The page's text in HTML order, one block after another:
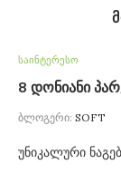
საინტერესო
8 დონიანი
ბლოგერი: SOFT
უნიკალური